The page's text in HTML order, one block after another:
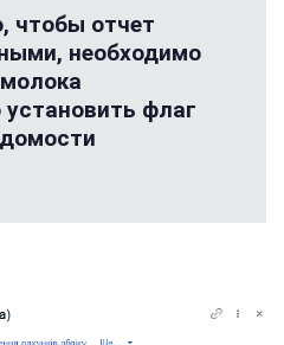
чтобы отчет
необходимо
флаг